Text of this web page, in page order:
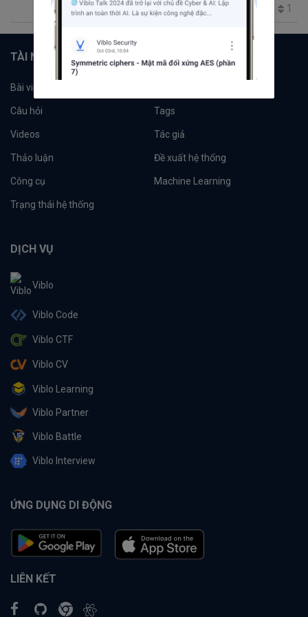
218 0 0 2 1
TÀI NGUYÊN
Bài viết
Câu hỏi Tags
Videos Tác giả
Thảo luận Đề xuất hệ thống
Công cụ Machine Learning
Trạng thái hệ thống
DỊCH VỤ
Viblo
Viblo Code
Viblo CTF
Viblo CV
Viblo Learning
Viblo Partner
Viblo Battle
Viblo Interview
ỨNG DỤNG DI ĐỘNG
LIÊN KẾT